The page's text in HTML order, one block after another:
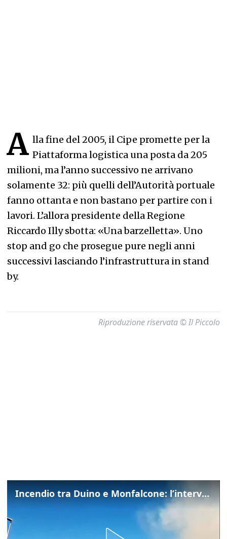
A lla fine del 2005, il Cipe promette per la
Piattaforma logistica una posta da 205
milioni, ma l’anno successivo ne arrivano
solamente 32: più quelli dell’Autorità portuale
fanno ottanta e non bastano per partire con i
lavori. L’allora presidente della Regione
Riccardo Illy sbotta: «Una barzelletta». Uno
stop and go che prosegue pure negli anni
successivi lasciando l’infrastruttura in stand
by.
Riproduzione riservata © Il Piccolo
Incendio tra Duino e Monfalcone: l’intervento dei vigili del fuoco